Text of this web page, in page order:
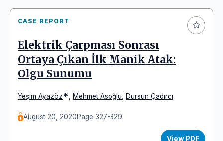
CASE REPORT
Elektrik Çarpması Sonrası
Ortaya Çıkan İlk Manik Atak:
Olgu Sunumu
Yeşim Ayazöz* Mehmet Asoğlu Dursun Çadırcı
August 20, 2020Page 327-329
View PDF